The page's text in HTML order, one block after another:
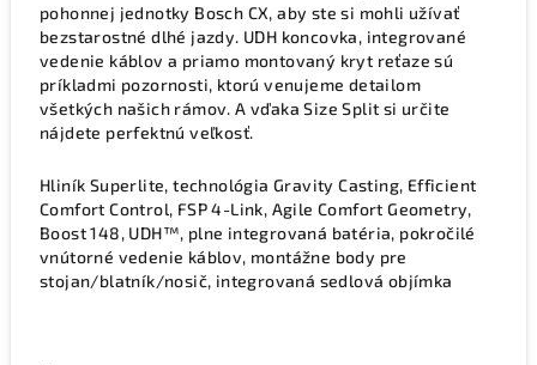
pohonnej jednotky Bosch CX, aby ste si mohli užívať
bezstarostné dlhé jazdy. UDH koncovka, integrované
vedenie káblov a priamo montovaný kryt reťaze sú
príkladmi pozornosti, ktorú venujeme detailom
všetkých našich rámov. A vďaka Size Split si určite
nájdete perfektnú veľkosť.
Hliník Superlite, technológia Gravity Casting, Efficient
Comfort Control, FSP 4-Link, Agile Comfort Geometry,
Boost 148, UDH™, plne integrovaná batéria, pokročilé
vnútorné vedenie káblov, montážne body pre
stojan/blatník/nosič, integrovaná sedlová objímka